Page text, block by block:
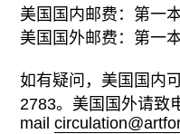
往期内容
联系我们
美国国内邮费：第一
美国国外邮费：第一
如有疑问，美国国内
2783。美国国外请致
mail